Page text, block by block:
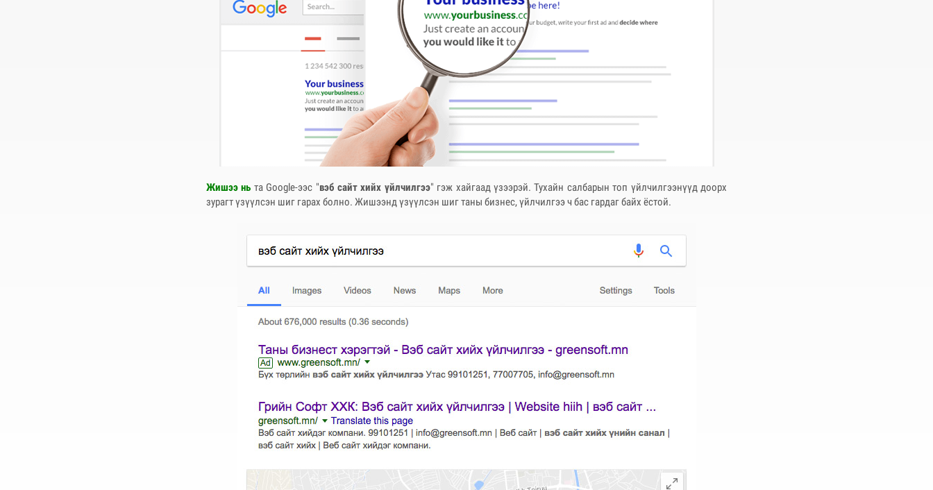
Жишээ нь та Google-ээс "вэб сайт хийх үйлчилгээ" гэж хайгаад үзээрэй. Тухайн салбарын топ үйлчилгээнүүд доорх
зурагт үзүүлсэн шиг гарах болно. Жишээнд үзүүлсэн шиг таны бизнес, үйлчилгээ ч бас гардаг байх ёстой.